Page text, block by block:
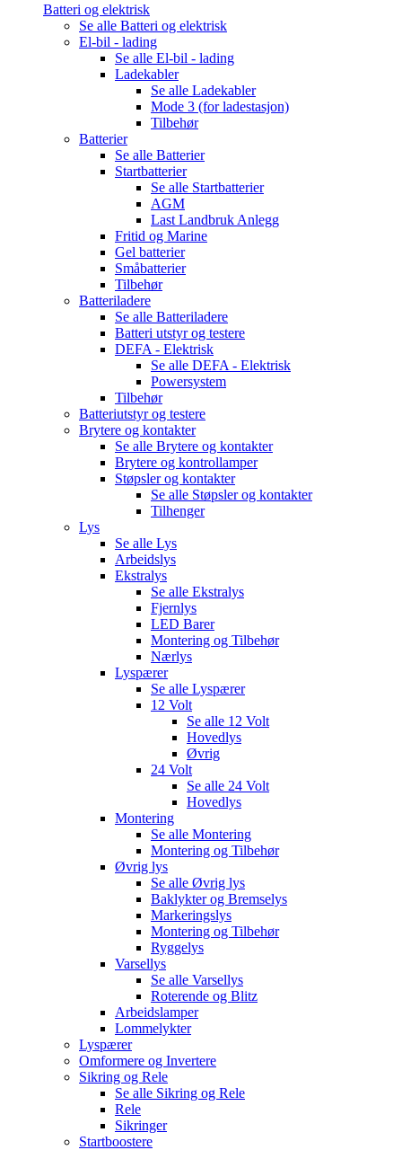
Batteri og elektrisk
Se alle Batteri og elektrisk
El-bil - lading
Se alle El-bil - lading
Ladekabler
Se alle Ladekabler
Mode 3 (for ladestasjon)
Tilbehør
Batterier
Se alle Batterier
Startbatterier
Se alle Startbatterier
AGM
Last Landbruk Anlegg
Fritid og Marine
Gel batterier
Småbatterier
Tilbehør
Batteriladere
Se alle Batteriladere
Batteri utstyr og testere
DEFA - Elektrisk
Se alle DEFA - Elektrisk
Powersystem
Tilbehør
Batteriutstyr og testere
Brytere og kontakter
Se alle Brytere og kontakter
Brytere og kontrollamper
Støpsler og kontakter
Se alle Støpsler og kontakter
Tilhenger
Lys
Se alle Lys
Arbeidslys
Ekstralys
Se alle Ekstralys
Fjernlys
LED Barer
Montering og Tilbehør
Nærlys
Lyspærer
Se alle Lyspærer
12 Volt
Se alle 12 Volt
Hovedlys
Øvrig
24 Volt
Se alle 24 Volt
Hovedlys
Montering
Se alle Montering
Montering og Tilbehør
Øvrig lys
Se alle Øvrig lys
Baklykter og Bremselys
Markeringslys
Montering og Tilbehør
Ryggelys
Varsellys
Se alle Varsellys
Roterende og Blitz
Arbeidslamper
Lommelykter
Lyspærer
Omformere og Invertere
Sikring og Rele
Se alle Sikring og Rele
Rele
Sikringer
Startboostere